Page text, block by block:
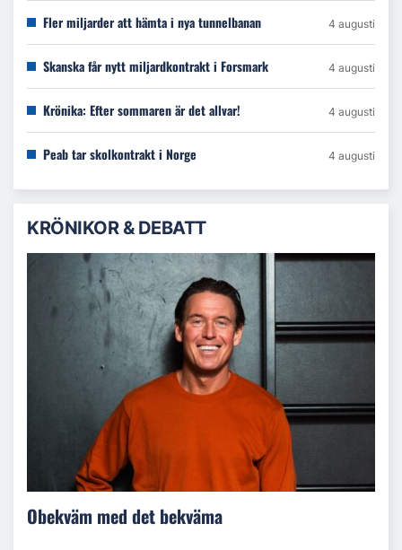
Fler miljarder att hämta i nya tunnelbanan 4 augusti
Skanska får nytt miljardkontrakt i Forsmark 4 augusti
Krönika: Efter sommaren är det allvar! 4 augusti
Peab tar skolkontrakt i Norge 4 augusti
KRÖNIKOR & DEBATT
Obekväm med det bekväma